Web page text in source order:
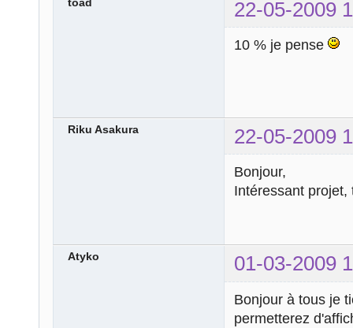
22-05-2009
10 % je pense
Riku Asakura 22-05-2009
Bonjour,
Intéressant
Atyko 01-03-2009
Bonjour à tous je
permetterez